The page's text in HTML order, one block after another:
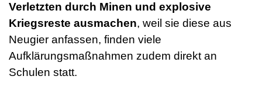
Verletzten durch Minen und explosive
Kriegsreste ausmachen, weil sie diese aus
Neugier anfassen, finden viele
Aufklärungsmaßnahmen zudem direkt an
Schulen statt.